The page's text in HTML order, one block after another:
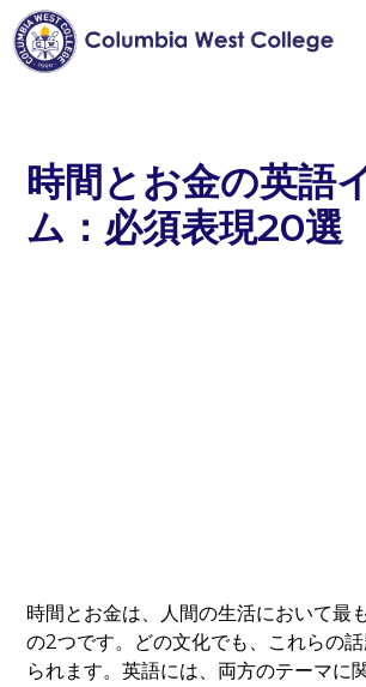
時間とお金の英語
ム：必須表現20選
時間とお金は、人間の生活において最
の2つです。どの文化でも、これらの
られます。英語には、両方のテーマに